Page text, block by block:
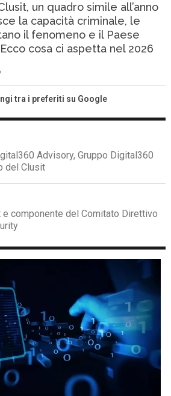
un quadro simile all’anno
la capacità criminale, le
il fenomeno e il Paese
cosa ci aspetta nel 2026
tra i preferiti su Google
Advisory, Gruppo Digital360
del Clusit
componente del Comitato Direttivo